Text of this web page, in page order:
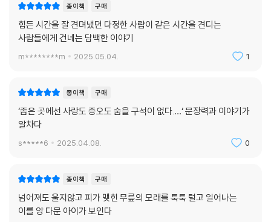
종이책 구매
힘든 시간을 잘 견뎌냈던 다정한 사람이 같은 시간을 견디는
사람들에게 건네는 담백한 이야기
m********m 2025.05.04. 1
종이책 구매
‘좁은 곳에선 사랑도 증오도 숨을 구석이 없다.…‘ 문장력과 이야기가
알차다
s*****6 2025.04.08. 0
종이책 구매
넘어져도 울지않고 피가 맺힌 무릎의 모래를 툭툭 털고 일어나는
이를 앙 다문 아이가 보인다